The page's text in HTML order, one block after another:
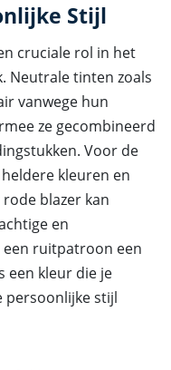
Stijl
cruciale rol in het
Neutrale tinten zoals
vanwege hun
ze gecombineerd
Voor de
kleuren en
blazer kan
en
ruitpatroon een
een kleur die je
persoonlijke stijl